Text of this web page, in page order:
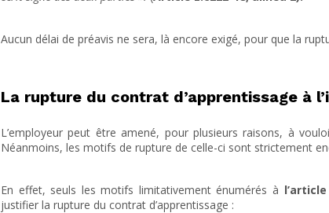
Aucun délai de préavis ne sera, là encore exigé, pour que la
La rupture du contrat d’apprentissage à
L’employeur peut être amené, pour plusieurs raisons, à
Néanmoins, les motifs de rupture de celle-ci sont strictement
En effet, seuls les motifs limitativement énumérés à
justifier la rupture du contrat d’apprentissage :